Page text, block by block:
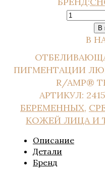
CHOLLEY
Для
Для
Для
SERUM
/
ПРОТИВ
В
В
ПИГМЕНТАЦИИ
R/AMP®
АРТИКУЛ: 2415
БЕРЕМЕННЫХ,
КОЖЕЙ ЛИЦА И
Описание
Детали
Бренд